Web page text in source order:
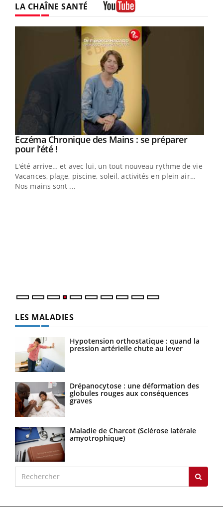
LA CHAÎNE SANTÉ
Youtube
Eczéma Chronique des Mains : se préparer
pour l’été !Youtube
L'été arrive… et avec lui, un tout nouveau rythme de vie !
Vacances, plage, piscine, soleil, activités en plein air…
Nos mains sont ...
LES MALADIES
Hypotension orthostatique : quand la
pression artérielle chute au lever
Drépanocytose : une déformation des
globules rouges aux conséquences
graves
Maladie de Charcot (Sclérose latérale
amyotrophique)